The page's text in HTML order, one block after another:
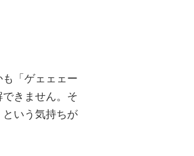
「ゲェェェー
きません。そ
いう気持ちが